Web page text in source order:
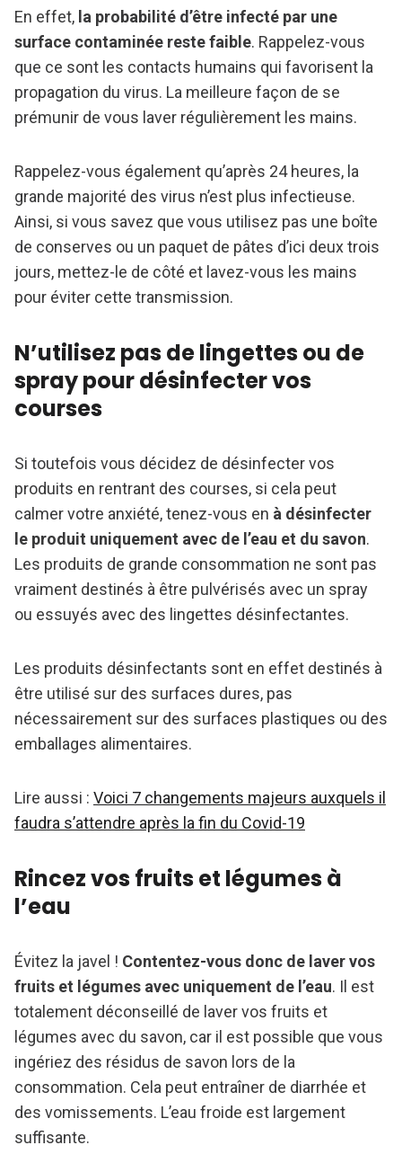
En effet, la probabilité d’être infecté par une
surface contaminée reste faible. Rappelez-vous
que ce sont les contacts humains qui favorisent la
propagation du virus. La meilleure façon de se
prémunir de vous laver régulièrement les mains.
Rappelez-vous également qu’après 24 heures, la
grande majorité des virus n’est plus infectieuse.
Ainsi, si vous savez que vous utilisez pas une boîte
de conserves ou un paquet de pâtes d’ici deux trois
jours, mettez-le de côté et lavez-vous les mains
pour éviter cette transmission.
N’utilisez pas de lingettes ou de
spray pour désinfecter vos
courses
Si toutefois vous décidez de désinfecter vos
produits en rentrant des courses, si cela peut
calmer votre anxiété, tenez-vous en à désinfecter
le produit uniquement avec de l’eau et du savon.
Les produits de grande consommation ne sont pas
vraiment destinés à être pulvérisés avec un spray
ou essuyés avec des lingettes désinfectantes.
Les produits désinfectants sont en effet destinés à
être utilisé sur des surfaces dures, pas
nécessairement sur des surfaces plastiques ou des
emballages alimentaires.
Lire aussi : Voici 7 changements majeurs auxquels il
faudra s’attendre après la fin du Covid-19
Rincez vos fruits et légumes à
l’eau
Évitez la javel ! Contentez-vous donc de laver vos
fruits et légumes avec uniquement de l’eau. Il est
totalement déconseillé de laver vos fruits et
légumes avec du savon, car il est possible que vous
ingériez des résidus de savon lors de la
consommation. Cela peut entraîner de diarrhée et
des vomissements. L’eau froide est largement
suffisante.